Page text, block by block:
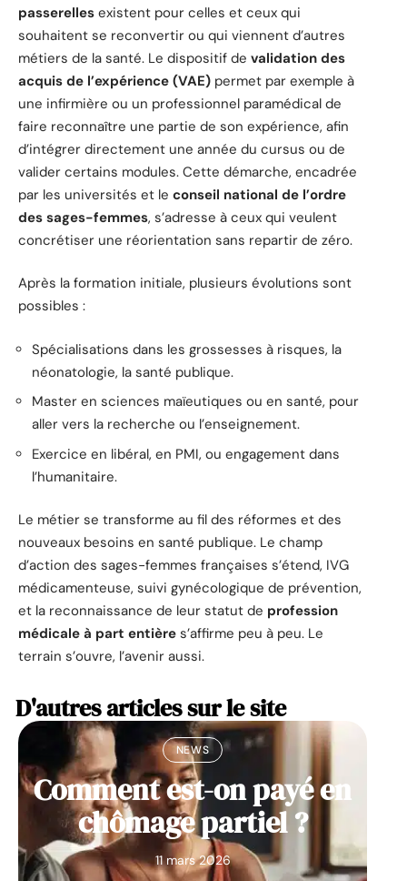
passerelles existent pour celles et ceux qui
souhaitent se reconvertir ou qui viennent d’autres
métiers de la santé. Le dispositif de validation des
acquis de l’expérience (VAE) permet par exemple à
une infirmière ou un professionnel paramédical de
faire reconnaître une partie de son expérience, afin
d’intégrer directement une année du cursus ou de
valider certains modules. Cette démarche, encadrée
par les universités et le conseil national de l’ordre
des sages-femmes, s’adresse à ceux qui veulent
concrétiser une réorientation sans repartir de zéro.
Après la formation initiale, plusieurs évolutions sont
possibles :
Spécialisations dans les grossesses à risques, la
néonatologie, la santé publique.
Master en sciences maïeutiques ou en santé, pour
aller vers la recherche ou l’enseignement.
Exercice en libéral, en PMI, ou engagement dans
l’humanitaire.
Le métier se transforme au fil des réformes et des
nouveaux besoins en santé publique. Le champ
d’action des sages-femmes françaises s’étend, IVG
médicamenteuse, suivi gynécologique de prévention,
et la reconnaissance de leur statut de profession
médicale à part entière s’affirme peu à peu. Le
terrain s’ouvre, l’avenir aussi.
D'autres articles sur le site
NEWS
Comment est-on payé en
chômage partiel ?
11 mars 2026